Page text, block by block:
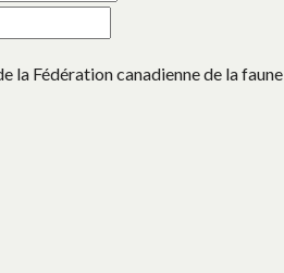
la Fédération canadienne de la faune